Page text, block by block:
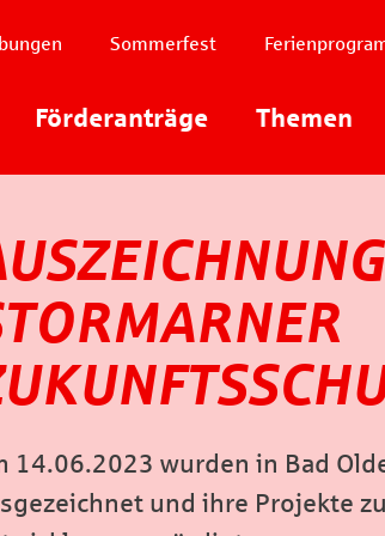
Förderanträge Themen
Sommerfest
YoutubeFacebook
14.06.2023 wurden in Bad
und ihre Projekte